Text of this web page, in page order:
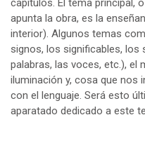
capítulos. El tema principal,
apunta la obra, es la
interior). Algunos temas
signos, los significables, los
palabras, las voces, etc.), el
iluminación y, cosa que nos
con el lenguaje. Será esto
aparatado dedicado a este